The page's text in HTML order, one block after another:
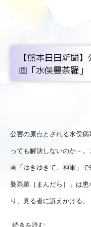
【熊本日日新聞
画「水俣曼荼羅
公害の原点とされる水俣
っても解決しないのか－
画「ゆきゆきて、神軍」
曼荼羅［まんだら］」は
り、見る者に訴えかける。
続きを読む